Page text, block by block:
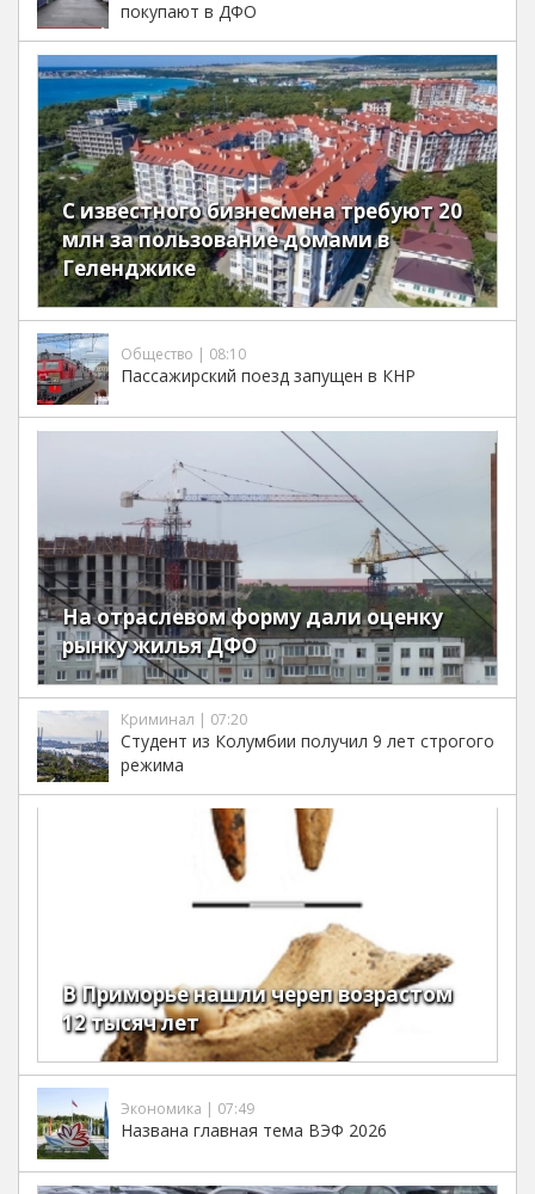
покупают в ДФО
С известного бизнесмена требуют 20
млн за пользование домами в
Геленджике
Общество | 08:10
Пассажирский поезд запущен в КНР
На отраслевом форму дали оценку
рынку жилья ДФО
Криминал | 07:20
Студент из Колумбии получил 9 лет строгого
режима
В Приморье нашли череп возрастом
12 тысяч лет
Экономика | 07:49
Названа главная тема ВЭФ 2026